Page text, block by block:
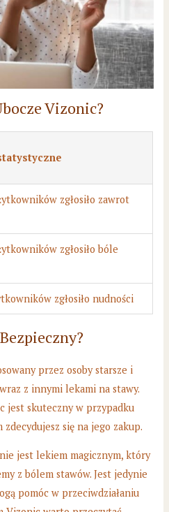
Vizonic?
zgłosiło zawrot
zgłosiło bóle
zgłosiło nudności
przez osoby starsze i
z innymi lekami na stawy.
jest skuteczny w przypadku
się na jego zakup.
jest lekiem magicznym, który
z bólem stawów. Jest jedynie
pomóc w przeciwdziałaniu